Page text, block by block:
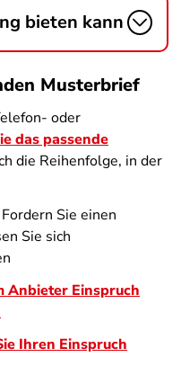
bieten kann
Musterbrief
oder
das passende
die Reihenfolge, in der
Sie einen
Sie sich
Anbieter Einspruch
Ihren Einspruch